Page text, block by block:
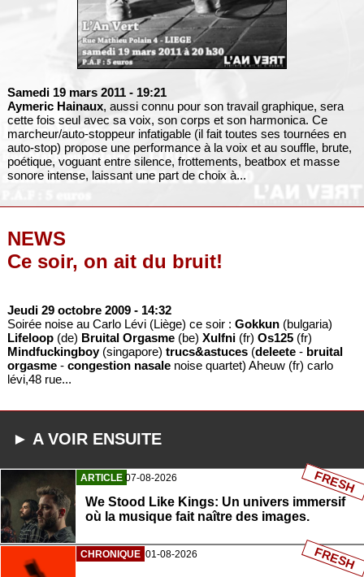
Samedi 19 mars 2011 - 19:21
Aymeric Hainaux, aussi connu pour son travail graphique, sera
cette fois seul avec sa voix, son corps et son harmonica. Ce
marcheur/auto-stoppeur infatigable (il fait toutes ses tournées en
auto-stop) propose une performance à la voix et au souffle, brute,
poétique, voguant entre silence, frottements, beatbox et masse
sonore intense, laissant une part de choix à...
NEWS
Ce soir, on ait du bruit!
Jeudi 29 octobre 2009 - 14:32
Soirée noise au Carlo Lévi (Liège) ce soir : Gokkun(bulgaria)
Lifeloop(de) Bruital Orgasme(be) Xulfni(fr) Os125(fr)
Mindfuckingboy(singapore) trucs&astuces(deleete- bruital
orgasme- congestion nasalenoise quartet) Aheuw (fr) carlo
lévi,48 rue...
► A VOIR ENSUITE
ARTICLE 07-08-2026
We Stood Like Kings: Un univers immersif
où la musique fait naître des images.
FRESH
CHRONIQUE 01-08-2026 FRESH